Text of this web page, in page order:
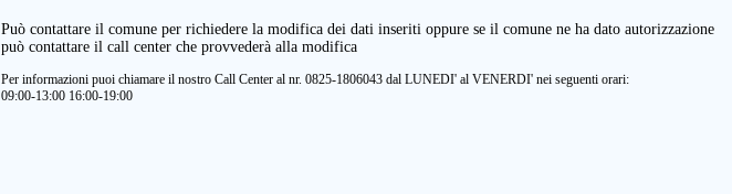
Può contattare il comune per richiedere la modifica dei dati inseriti oppure se il comune ne ha dato autorizzazione
può contattare il call center che provvederà alla modifica
Per informazioni puoi chiamare il nostro Call Center al nr. 0825-1806043 dal LUNEDI' al VENERDI' nei seguenti orari:
09:00-13:00 16:00-19:00